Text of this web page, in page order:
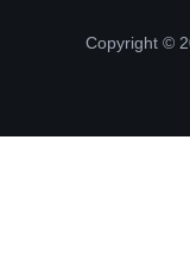
Copyright ©